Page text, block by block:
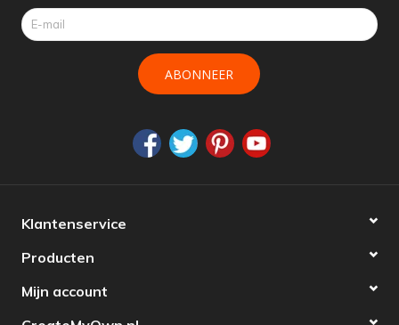
ABONNEER
Klantenservice
Producten
Mijn account